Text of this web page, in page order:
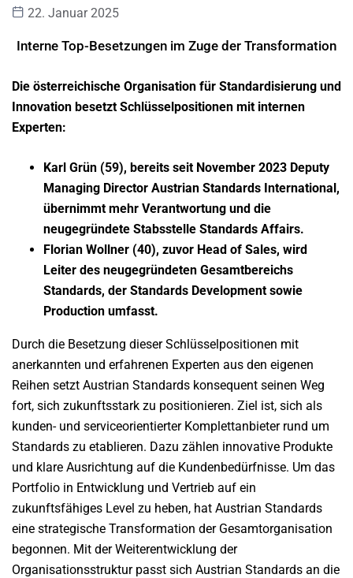
22. Januar 2025
Interne Top-Besetzungen im Zuge der Transformation
Die österreichische Organisation für Standardisierung und
Innovation besetzt Schlüsselpositionen mit internen
Experten:
Karl Grün (59), bereits seit November 2023 Deputy
Managing Director Austrian Standards International,
übernimmt mehr Verantwortung und die
neugegründete Stabsstelle Standards Affairs.
Florian Wollner (40), zuvor Head of Sales, wird
Leiter des neugegründeten Gesamtbereichs
Standards, der Standards Development sowie
Production umfasst.
Durch die Besetzung dieser Schlüsselpositionen mit
anerkannten und erfahrenen Experten aus den eigenen
Reihen setzt Austrian Standards konsequent seinen Weg
fort, sich zukunftsstark zu positionieren. Ziel ist, sich als
kunden- und serviceorientierter Komplettanbieter rund um
Standards zu etablieren. Dazu zählen innovative Produkte
und klare Ausrichtung auf die Kundenbedürfnisse. Um das
Portfolio in Entwicklung und Vertrieb auf ein
zukunftsfähiges Level zu heben, hat Austrian Standards
eine strategische Transformation der Gesamtorganisation
begonnen. Mit der Weiterentwicklung der
Organisationsstruktur passt sich Austrian Standards an die